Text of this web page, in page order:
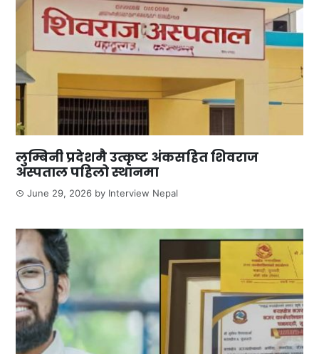
लुम्बिनी प्रदेशमै उत्कृष्ट अंकसहित शिवराज
अस्पताल पहिलो स्थानमा
June 29, 2026 by Interview Nepal